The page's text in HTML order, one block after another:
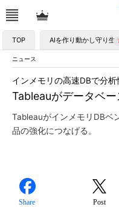
TOP AIを作り動かし守り生
ニュース
Tableauがデータベ
インメモリの高速DBで分
TableauがインメモリDBベ
品の強化につなげる。
Share Post